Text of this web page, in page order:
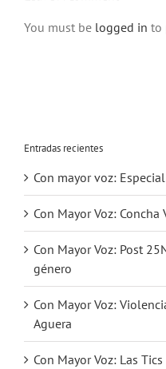
You must be logged in to
Entradas recientes
Con mayor voz:
Con Mayor Voz: Concha
Con Mayor Voz: Post
género
Con Mayor Voz:
Aguera
Con Mayor Voz: Las